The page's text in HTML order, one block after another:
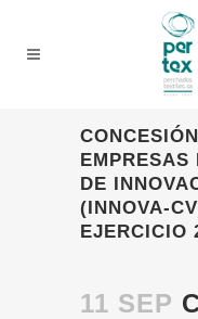
EMPRESAS
DE
(INNOVA-
EJERCICIO
11 SEP